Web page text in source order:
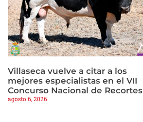
Villaseca vuelve a citar a los
mejores especialistas en el VII
Concurso Nacional de Recortes
agosto 6, 2026